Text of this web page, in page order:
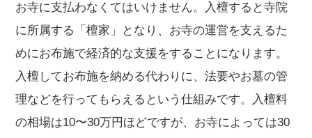
お寺に支払わなくてはいけません。入檀すると寺院
に所属する「檀家」となり、お寺の運営を支えるた
めにお布施で経済的な支援をすることになります。
入檀してお布施を納める代わりに、法要やお墓の管
理などを行ってもらえるという仕組みです。入檀料
の相場は10〜30万円ほどですが、お寺によっては30